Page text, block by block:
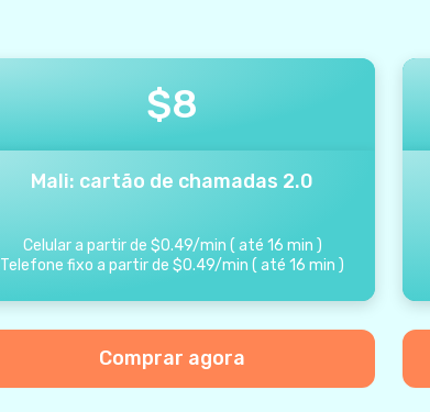
$8
Mali: cartão de chamadas 2.0
Celular a partir de $0.49/min ( até 16 min )
Telefone fixo a partir de $0.49/min (até 16 min )
Comprar agora